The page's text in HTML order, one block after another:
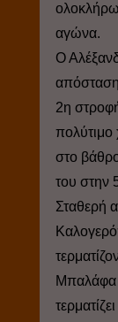
αγώνα.
Ο
απόσταση
2η
πολύτιμο
στο
του στην
Σταθερή
Μπαλάφα